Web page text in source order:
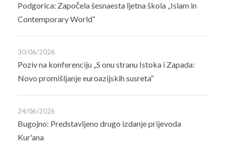
Podgorica: Započela šesnaesta ljetna škola „Islam in
Contemporary World“
30/06/2026
Poziv na konferenciju „S onu stranu Istoka i Zapada:
Novo promišljanje euroazijskih susreta“
24/06/2026
Bugojno: Predstavljeno drugo izdanje prijevoda
Kur'ana